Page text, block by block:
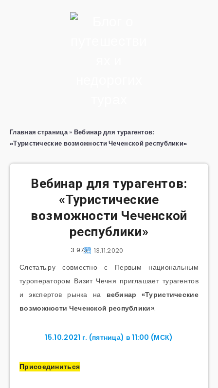
Главная страница» Вебинар для турагентов:
«Туристические возможности Чеченской республики»
Вебинар для турагентов:
«Туристические
возможности Чеченской
республики»
13.11.2020
3 973
Слетать.ру совместно с Первым национальным
туроператором Визит Чечня приглашает турагентов
и экспертов рынка на вебинар «Туристические
возможности Чеченской республики».
15.10.2021 г. (пятница) в 11:00 (МСК)
Присоединиться